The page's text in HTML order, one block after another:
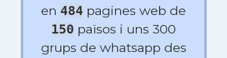
en 484 pagines web de
150 països i uns 300
grups de whatsapp des